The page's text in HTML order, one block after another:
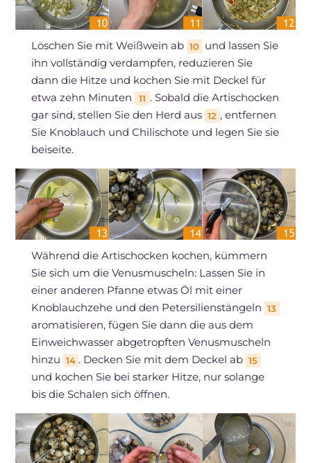
Löschen Sie mit Weißwein ab 10 und lassen Sie
ihn vollständig verdampfen, reduzieren Sie
dann die Hitze und kochen Sie mit Deckel für
etwa zehn Minuten
11 . Sobald die Artischocken
gar sind, stellen Sie den Herd aus 12 , entfernen
Sie Knoblauch und Chilischote und legen Sie sie
beiseite.
Während die Artischocken kochen, kümmern
Sie sich um die Venusmuscheln: Lassen Sie in
einer anderen Pfanne etwas Öl mit einer
Knoblauchzehe und den Petersilienstängeln 13
aromatisieren, fügen Sie dann die aus dem
Einweichwasser abgetropften Venusmuscheln
hinzu 14 . Decken Sie mit dem Deckel ab 15
und kochen Sie bei starker Hitze, nur solange
bis die Schalen sich öffnen.